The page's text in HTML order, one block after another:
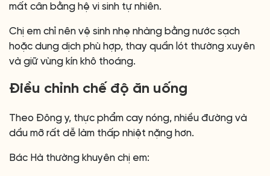
mất cân bằng hệ vi sinh tự nhiên.
Chị em chỉ nên vệ sinh nhẹ nhàng bằng nước sạch
hoặc dung dịch phù hợp, thay quần lót thường xuyên
và giữ vùng kín khô thoáng.
Điều chỉnh chế độ ăn uống
Theo Đông y, thực phẩm cay nóng, nhiều đường và
dầu mỡ rất dễ làm thấp nhiệt nặng hơn.
Bác Hà thường khuyên chị em: